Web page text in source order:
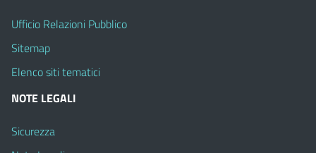
Ufficio Relazioni Pubblico
Sitemap
Elenco siti tematici
NOTE LEGALI
Sicurezza